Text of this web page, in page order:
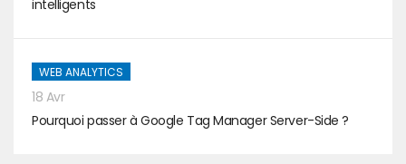
intelligents
WEB ANALYTICS
18 Avr
Pourquoi passer à Google Tag Manager Server-Side ?